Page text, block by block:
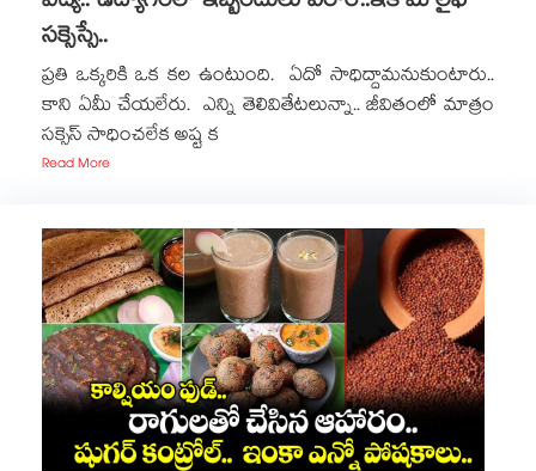
సక్సెస్సే..
ప్రతి ఒక్కరికి ఒక కల ఉంటుంది. ఏదో సాధిద్దామనుకుంటారు..
కాని ఏమీ చేయలేరు. ఎన్ని తెలివితేటలున్నా.. జీవితంలో మాత్రం
సక్సెస్​ సాధించలేక అష్ట క
Read More